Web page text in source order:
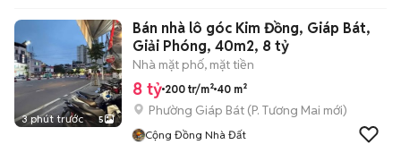
3 phút trước 5
Bán nhà lô góc Kim Đồng, Giáp Bát,
Giải Phóng, 40m2, 8 tỷ
Nhà mặt phố, mặt tiền
8 tỷ 200 tr/m² 40 m²
Phường Giáp Bát (P. Tương Mai mới)
Cộng Đồng Nhà Đất